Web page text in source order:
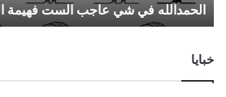
ي
ي
ع
الحمدالله في شي عاجب الست فهيمة
خبايا